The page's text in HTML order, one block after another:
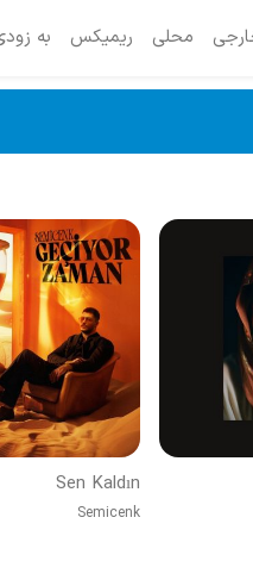
محلی ریمیکس به
Sen Kaldın
Semicenk